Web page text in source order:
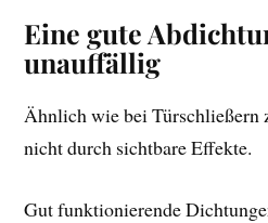
Eine gute
unauffällig
Ähnlich wie bei Türschließern
nicht durch sichtbare Effekte.
Gut funktionierende